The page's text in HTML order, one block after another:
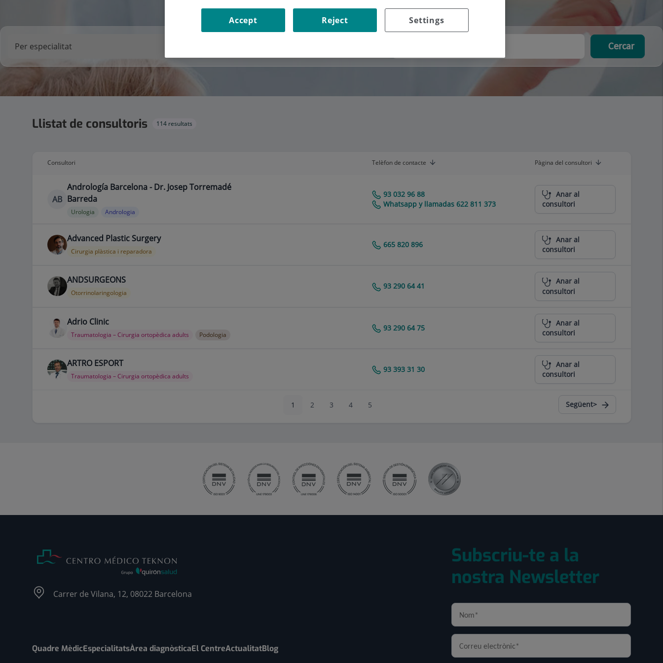
Cercar
Llistat de consultoris 114 resultats
Consultori Telèfon de contacte Pàgina del consultori
AB
Andrología Barcelona - Dr. Josep Torremadé
Barreda
Urologia Andrologia
93 032 96 88
Whatsapp y llamadas 622 811 373
Anar al
consultori
Advanced Plastic Surgery
Cirurgia plàstica i reparadora
665 820 896
Anar al
consultori
ANDSURGEONS
Otorrinolaringologia
93 290 64 41
Anar al
consultori
Adrio Clinic
Traumatologia – Cirurgia ortopèdica adults Podologia
93 290 64 75
Anar al
consultori
ARTRO ESPORT
Traumatologia – Cirurgia ortopèdica adults
93 393 31 30
Anar al
consultori
1 2 3 4 5 Següent>
Carrer de Vilana, 12, 08022 Barcelona
Quadre MèdicEspecialitatsÀrea diagnòsticaEl CentreActualitatBlog
Subscriu-te a la
nostra Newsletter
Settings
Reject
Accept